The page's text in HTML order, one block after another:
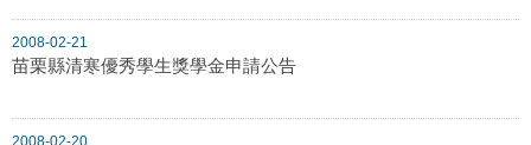
2008-02-21
苗栗縣清寒優秀學生獎學金申請公告
2008-02-20